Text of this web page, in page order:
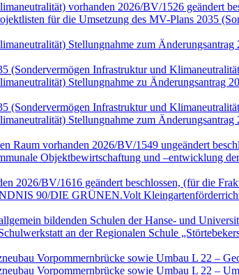
vorhanden 2026/BV/1526 geändert
für die Umsetzung des MV-Plans 2035
Stellungnahme zum
(Sondervermögen Infrastruktur und
Stellungnahme zu
(Sondervermögen Infrastruktur und
Stellungnahme zum
Raum vorhanden 2026/BV/1549 ungeändert
Objektbewirtschaftung und –entwicklung
2026/BV/1616 geändert beschlossen, (für die
90/DIE GRÜNEN.Volt
bildenden Schulen der Hanse- und
an der Regionalen Schule
Vorpommernbrücke sowie Umbau L 22 –
Vorpommernbrücke sowie Umbau L 22 –